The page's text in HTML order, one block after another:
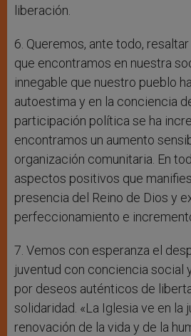
liberación.
6. Queremos, ante todo,
que encontramos en nuestra
innegable que nuestro pueblo
autoestima y en la conciencia
participación política se ha
encontramos un aumento
organización comunitaria. En
aspectos positivos que
presencia del Reino de Dios y
perfeccionamiento e
7. Vemos con esperanza el
juventud con conciencia social
por deseos auténticos de
solidaridad. «La Iglesia ve en la
renovación de la vida y de la